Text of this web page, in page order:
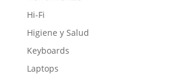
Hi-Fi
Higiene y Salud
Keyboards
Laptops